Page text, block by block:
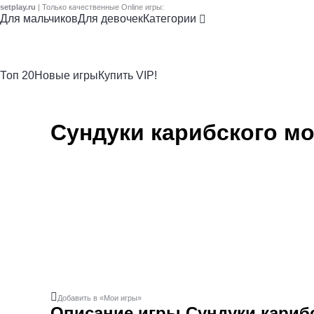
setplay.ru | Только качественные Online игры:
Для мальчиковДля девочекКатегории
Топ 20Новые игрыКупить VIP!
Сундуки карибского
Добавить в «Мои игры»